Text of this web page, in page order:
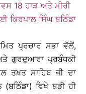
18 ਹਾੜ ਅਤੇ ਮੀਰੀ
ਕਿਰਪਾਲ ਸਿੰਘ ਬਠਿੰਡਾ
ਪ੍ਰਚਾਰ ਸਭਾ ਵੱਲੋਂ,
ਗੁਰਦੁਆਰਾ ਪ੍ਰਬੰਧਕੀ
ਤਖ਼ਤ ਸਾਹਿਬ ਜੀ ਦਾ
ਵਿਖੇ ਬੜੀ ਹੀ